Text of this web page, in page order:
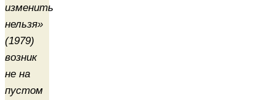
изменить
нельзя»
(1979)
возник
не на
пустом